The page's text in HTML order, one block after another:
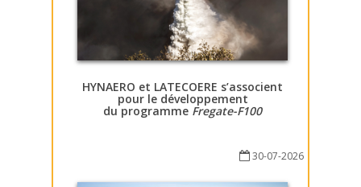
HYNAERO et LATECOERE s’associent
pour le développement
du programme Fregate-F100
30-07-2026